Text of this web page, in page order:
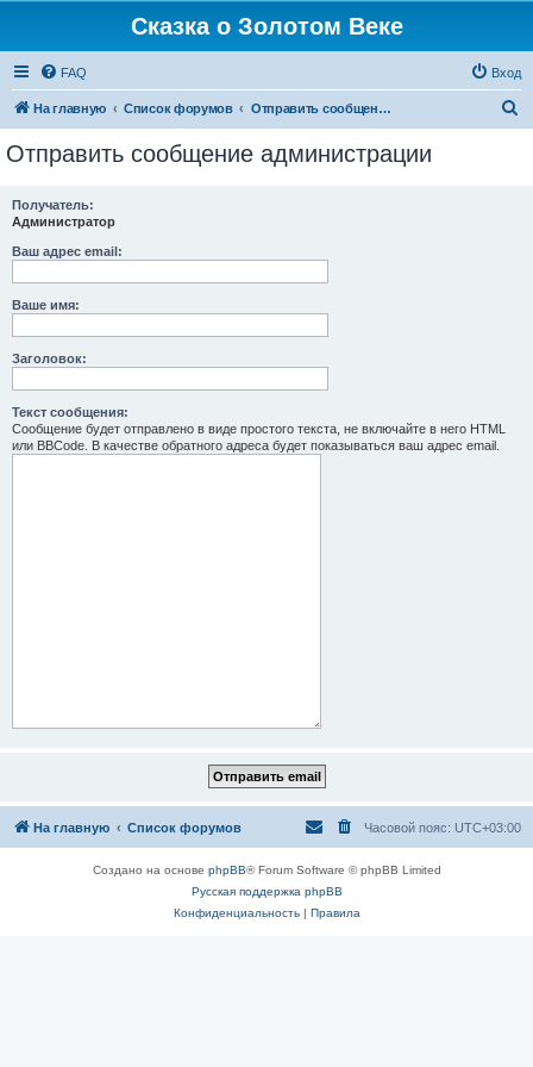
Сказка о Золотом Веке
FAQ Вход
На главную Список форумов Отправить сообщение администрации
Отправить сообщение администрации
Получатель:
Администратор
Ваш адрес email:
Ваше имя:
Заголовок:
Текст сообщения:
Сообщение будет отправлено в виде простого текста, не включайте в него HTML
или BBCode. В качестве обратного адреса будет показываться ваш адрес email.
На главную Список форумов Часовой пояс: UTC+03:00
Создано на основе phpBB® Forum Software © phpBB Limited
Русская поддержка phpBB
Конфиденциальность| Правила